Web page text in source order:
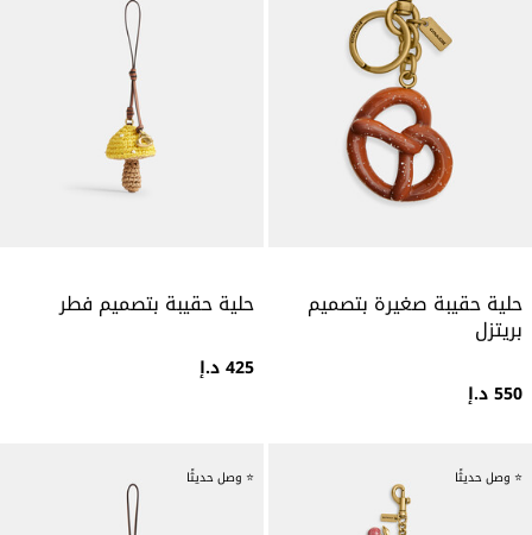
حلية حقيبة صغيرة بتصميم
بريتزل
550 د.إ
حلية حقيبة بتصميم فطر
425 د.إ
⭐ وصل حديثًا ⭐ وصل حديثًا